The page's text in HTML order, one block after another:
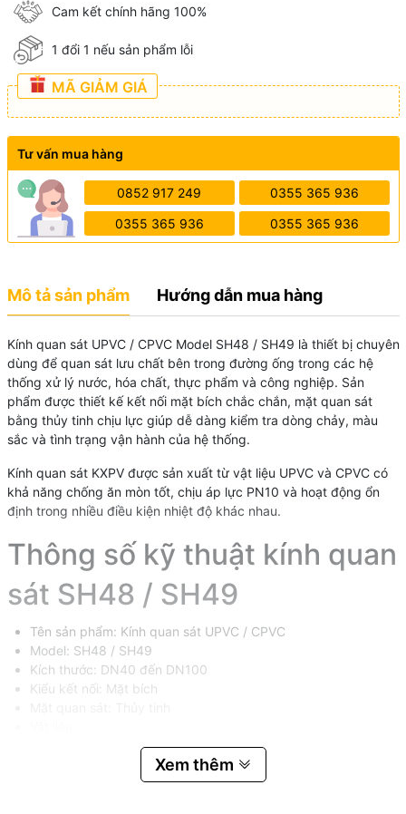
Cam kết chính hãng 100%
1 đổi 1 nếu sản phẩm lỗi
MÃ GIẢM GIÁ
Tư vấn mua hàng
0852 917 249 0355 365 936
0355 365 936 0355 365 936
Mô tả sản phẩm Hướng dẫn mua hàng
Kính quan sát UPVC / CPVC Model SH48 / SH49 là thiết bị chuyên
dùng để quan sát lưu chất bên trong đường ống trong các hệ
thống xử lý nước, hóa chất, thực phẩm và công nghiệp. Sản
phẩm được thiết kế kết nối mặt bích chắc chắn, mặt quan sát
bằng thủy tinh chịu lực giúp dễ dàng kiểm tra dòng chảy, màu
sắc và tình trạng vận hành của hệ thống.
Kính quan sát KXPV được sản xuất từ vật liệu UPVC và CPVC có
khả năng chống ăn mòn tốt, chịu áp lực PN10 và hoạt động ổn
định trong nhiều điều kiện nhiệt độ khác nhau.
Thông số kỹ thuật kính quan
sát SH48 / SH49
Tên sản phẩm: Kính quan sát UPVC / CPVC
Model: SH48 / SH49
Kích thước: DN40 đến DN100
Kiểu kết nối: Mặt bích
UPVC: Nhiệt độ làm việc 0 – 45°C
CPVC: Nhiệt độ làm việc 0 – 95°C
Xem thêm